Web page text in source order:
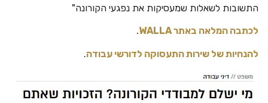
התשובות לשאלות שמעסיקות את נפגעי הקורונה"
לכתבה המלאה באתר WALLA .
להנחיות של שירות התעסוקה לדורשי עבודה.